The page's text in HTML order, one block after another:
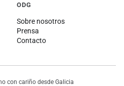
ODG
Sobre nosotros
Prensa
Contacto
con cariño desde Galicia